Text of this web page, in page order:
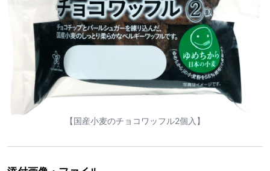
【国産小麦のチョコワッフル2個入】